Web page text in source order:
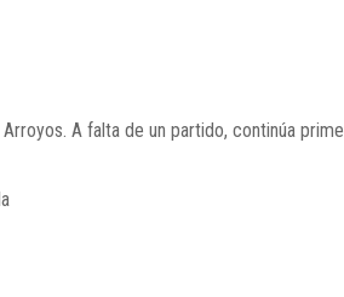
A falta de un partido, continúa